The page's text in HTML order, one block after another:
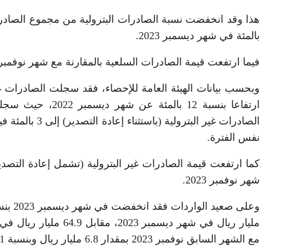
بالمئة في شهر ديسمبر 2023.
فيما ارتفعت قيمة الصادرات السلعية بالمقارنة مع شهر نوفمبر 2023 بمقدار 3.4 مليار ريال وبنسبة 3.6 بالمئة.
نفس الفترة.
شهر نوفمبر 2023.
مع الشهر السابق نوفمبر 2023 بمقدار 6.8 مليار ريال وبنسبة 10.1 بالمئة.